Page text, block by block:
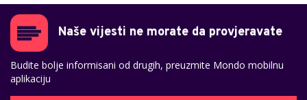
Naše vijesti ne morate da provjeravate
Budite bolje informisani od drugih, preuzmite Mondo mobilnu
aplikaciju